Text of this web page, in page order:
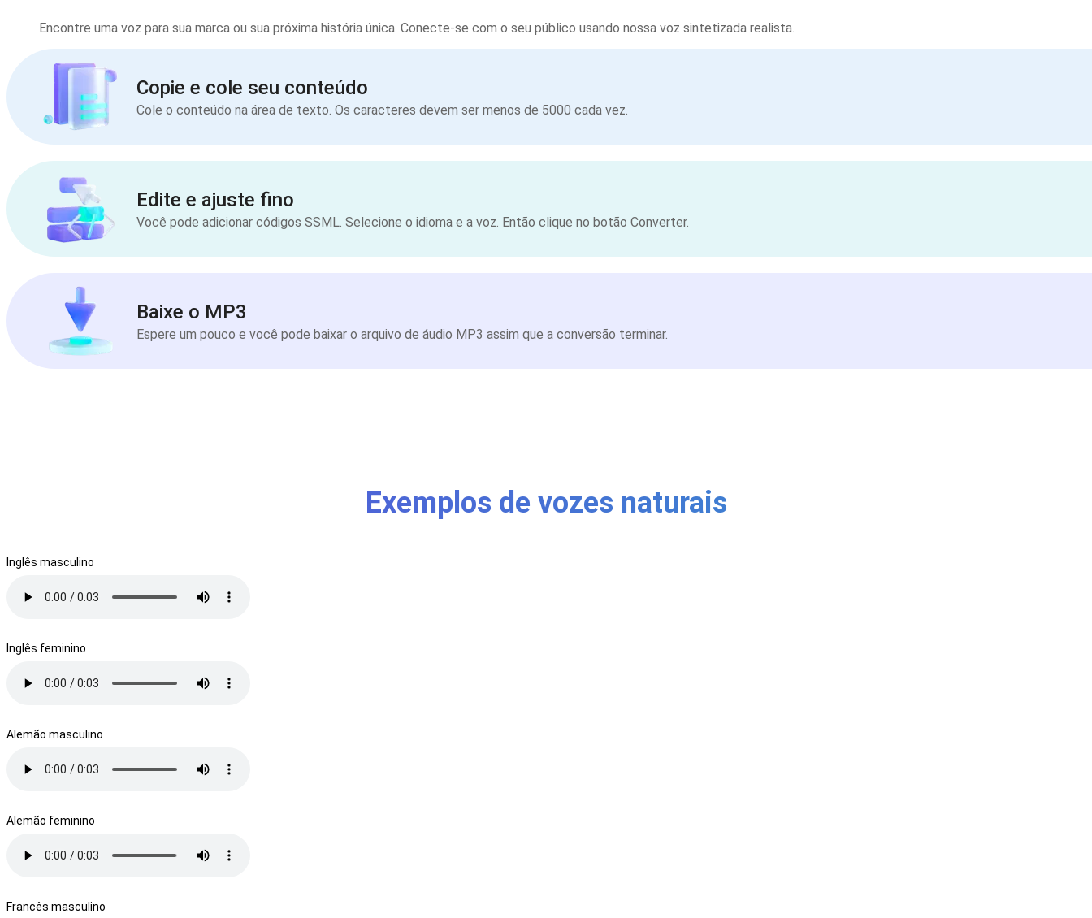
Encontre uma voz para sua marca ou sua próxima história única. Conecte-se com o seu público usando nossa voz sintetizada realista.
Copie e cole seu conteúdo
Cole o conteúdo na área de texto. Os caracteres devem ser menos de 5000 cada vez.
Edite e ajuste fino
Você pode adicionar códigos SSML. Selecione o idioma e a voz. Então clique no botão Converter.
Baixe o MP3
Espere um pouco e você pode baixar o arquivo de áudio MP3 assim que a conversão terminar.
Exemplos de vozes naturais
Inglês masculino
Inglês feminino
Alemão masculino
Alemão feminino
Francês masculino